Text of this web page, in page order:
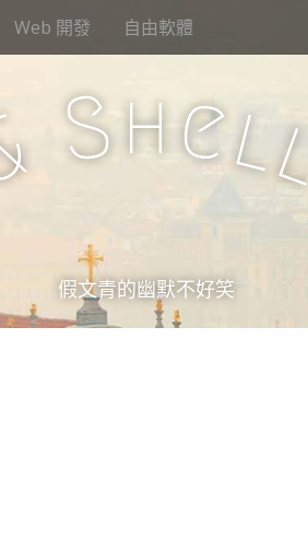
Web 開發 自由軟體
Shell
假文青的幽默不好笑